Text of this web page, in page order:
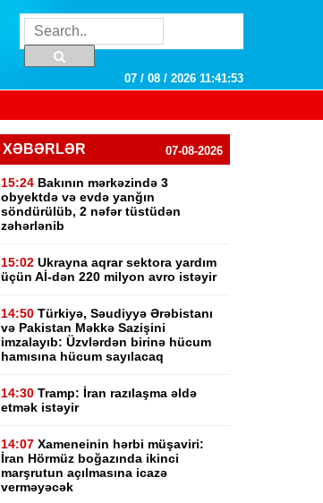
07 / 08 / 2026 11:41:54
XƏBƏRLƏR 07-08-2026
15:24 Bakının mərkəzində 3
obyektdə və evdə yanğın
söndürülüb, 2 nəfər tüstüdən
zəhərlənib
15:02 Ukrayna aqrar sektora yardım
üçün Aİ-dən 220 milyon avro istəyir
14:50 Türkiyə, Səudiyyə Ərəbistanı
və Pakistan Məkkə Sazişini
imzalayıb: Üzvlərdən birinə hücum
hamısına hücum sayılacaq
14:30 Tramp: İran razılaşma əldə
etmək istəyir
14:07 Xameneinin hərbi müşaviri:
İran Hörmüz boğazında ikinci
marşrutun açılmasına icazə
verməyəcək